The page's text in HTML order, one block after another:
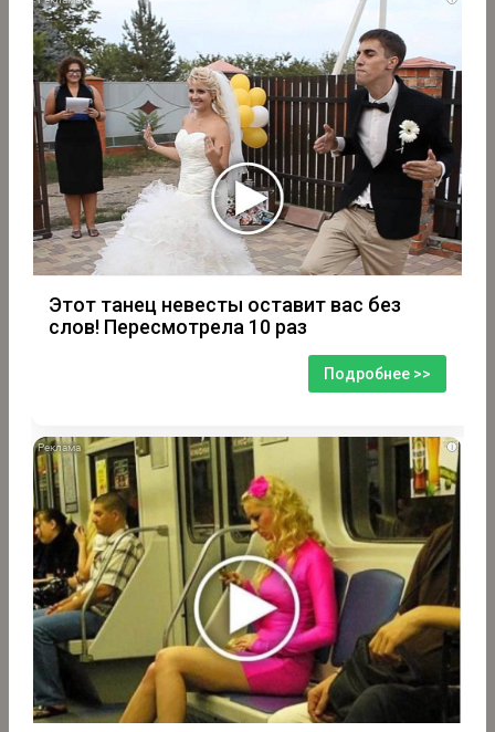
Этот танец невесты оставит вас без
слов! Пересмотрела 10 раз
Подробнее >>
i